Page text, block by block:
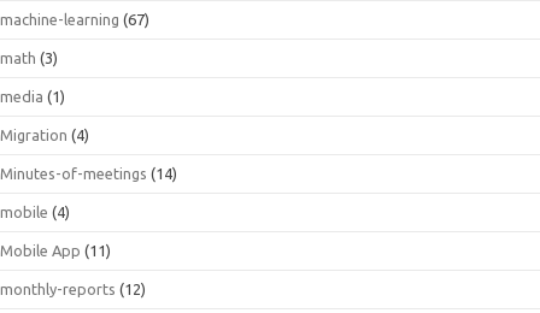
machine-learning (67)
math (3)
media (1)
Migration (4)
Minutes-of-meetings (14)
mobile (4)
Mobile App (11)
monthly-reports (12)